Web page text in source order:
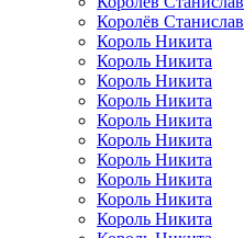
Королёв Станислав
Король Никита
Король Никита
Король Никита
Король Никита
Король Никита
Король Никита
Король Никита
Король Никита
Король Никита
Король Никита